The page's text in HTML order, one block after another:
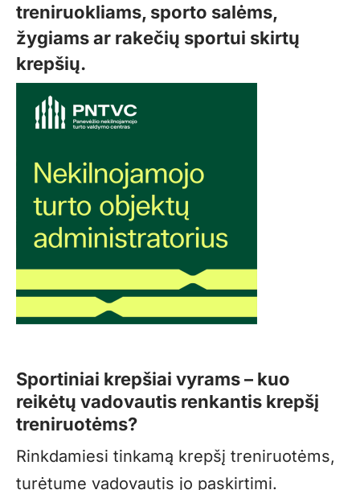
treniruokliams, sporto salėms,
žygiams ar rakečių sportui skirtų
krepšių.
Sportiniai krepšiai vyrams– kuo
reikėtų vadovautis renkantis krepšį
treniruotėms?
Rinkdamiesi tinkamą krepšį treniruotėms,
turėtume vadovautis jo paskirtimi.